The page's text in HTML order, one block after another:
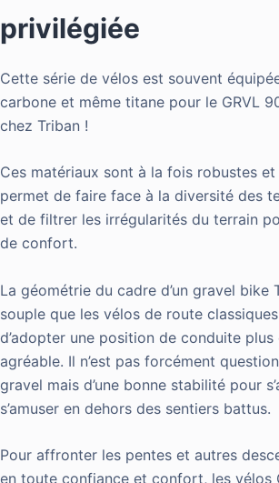
privilégiée
Cette série de vélos est souvent
carbone et même titane pour le GRVL
chez Triban !
Ces matériaux sont à la fois robustes
permet de faire face à la diversité des
et de filtrer les irrégularités du terrain
de confort.
La géométrie du cadre d’un gravel bike
souple que les vélos de route
d’adopter une position de conduite
agréable. Il n’est pas forcément
gravel mais d’une bonne stabilité pour
s’amuser en dehors des sentiers battus.
Pour affronter les pentes et autres
en toute confiance et confort, les vélos